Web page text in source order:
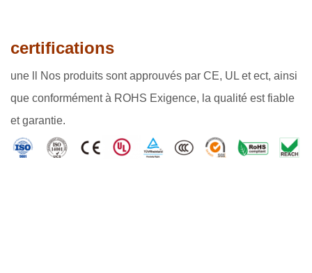
certifications
une ll Nos produits sont approuvés par CE, UL et ect, ainsi
que conformément à ROHS Exigence, la qualité est fiable
et garantie.